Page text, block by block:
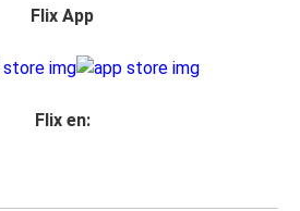
Flix App
Flix en: